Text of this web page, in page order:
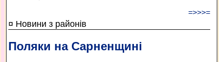
=>>>=
¤ Новини з районів
Поляки на Сарненщині